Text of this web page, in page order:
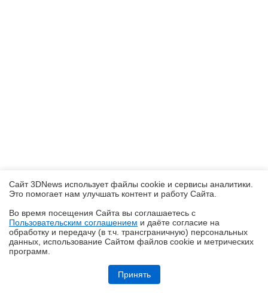
Обзор смартфона TECNO SPARK 50: все тренды разом — чуть
Сайт 3DNews использует файлы cookie и сервисы аналитики.
Это помогает нам улучшать контент и работу Cайта.
Во время посещения Cайта вы соглашаетесь с
Пользовательским соглашением и даёте согласие на
обработку и передачу (в т.ч. трансграничную) персональных
данных, использование Cайтом файлов cookie и метрических
программ.
Принять